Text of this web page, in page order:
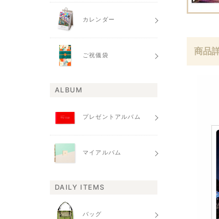
商品
カレンダー
ご祝儀袋
ALBUM
プレゼントアルバム
マイアルバム
DAILY ITEMS
バッグ